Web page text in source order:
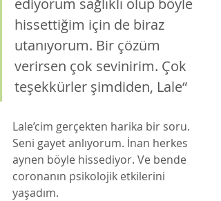
hissettiğim için de biraz
utanıyorum. Bir çözüm
verirsen çok sevinirim. Çok
teşekkürler şimdiden, Lale“
Lale’cim gerçekten harika bir soru.
Seni gayet anlıyorum. İnan herkes
aynen böyle hissediyor. Ve bende
coronanın psikolojik etkilerini
yaşadım.